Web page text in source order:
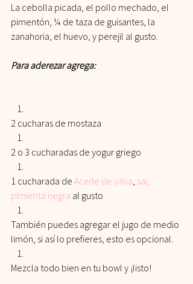
La cebolla picada, el pollo mechado, el
pimentón, ¼ de taza de guisantes, la
zanahoria, el huevo, y perejil al gusto.
Para aderezar agrega:
2 cucharas de mostaza
2 o 3 cucharadas de yogur griego
1 cucharada de Aceite de oliva sal
pimienta negra al gusto
También puedes agregar el jugo de medio
limón, si así lo prefieres, esto es opcional.
Mezcla todo bien en tu bowl y ¡listo!